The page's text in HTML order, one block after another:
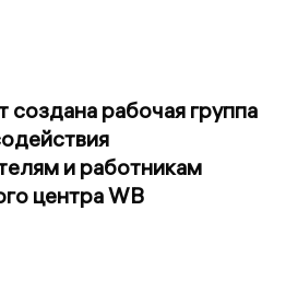
создана рабочая группа
и работникам
центра WB